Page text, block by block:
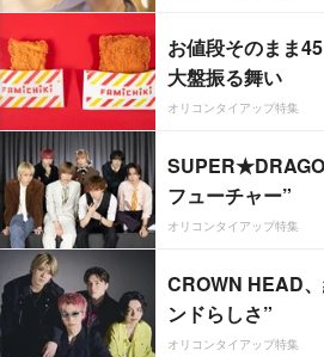
お値段そのまま
大盤振る舞い
オリコンタイアップ特集
フューチャー”
オリコンタイアップ特集
CROWN HEAD
ンドらしさ”
オリコンタイアップ特集